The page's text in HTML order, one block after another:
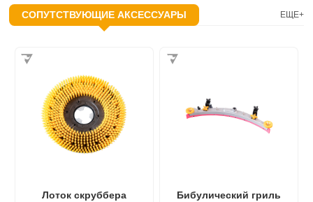
СОПУТСТВУЮЩИЕ АКСЕССУАРЫ ЕЩЕ+
Лоток скруббера Бибулический гриль